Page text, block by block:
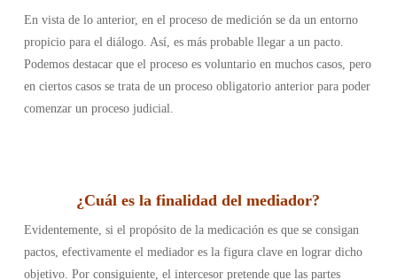
En vista de lo anterior, en el proceso de medición se da un entorno
propicio para el diálogo. Así, es más probable llegar a un pacto.
Podemos destacar que el proceso es voluntario en muchos casos, pero
en ciertos casos se trata de un proceso obligatorio anterior para poder
comenzar un proceso judicial.
¿Cuál es la finalidad del mediador?
Evidentemente, si el propósito de la medicación es que se consigan
pactos, efectivamente el mediador es la figura clave en lograr dicho
objetivo. Por consiguiente, el intercesor pretende que las partes